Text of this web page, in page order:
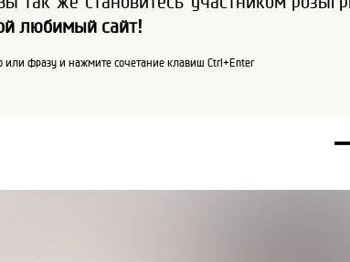
любимый сайт!
фразу и нажмите сочетание клавиш Ctrl+Enter